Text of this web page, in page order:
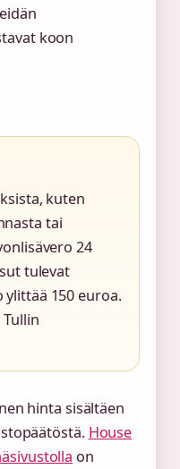
koon
kuten
tai
24
tulevat
150 euroa.
hinta sisältäen
House
on